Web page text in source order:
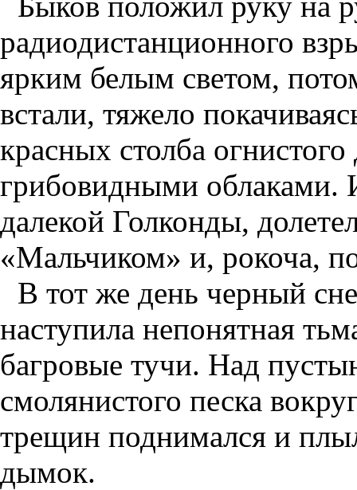
радиодистанционного
ярким белым светом,
встали, тяжело
красных столба
грибовидными облаками.
далекой Голконды,
«Мальчиком» и, рокоча,
В тот же день черный
наступила непонятная
багровые тучи. Над
смолянистого песка
трещин поднимался и
дымок.